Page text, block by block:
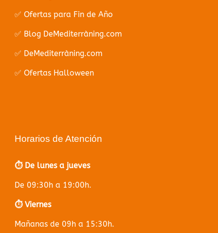
✅ Ofertas para Fin de Año
✅ Blog DeMediterràning.com
✅ DeMediterràning.com
✅ Ofertas Halloween
Horarios de Atención
⏱️ De lunes a jueves
De 09:30h a 19:00h.
⏱️ Viernes
Mañanas de 09h a 15:30h.